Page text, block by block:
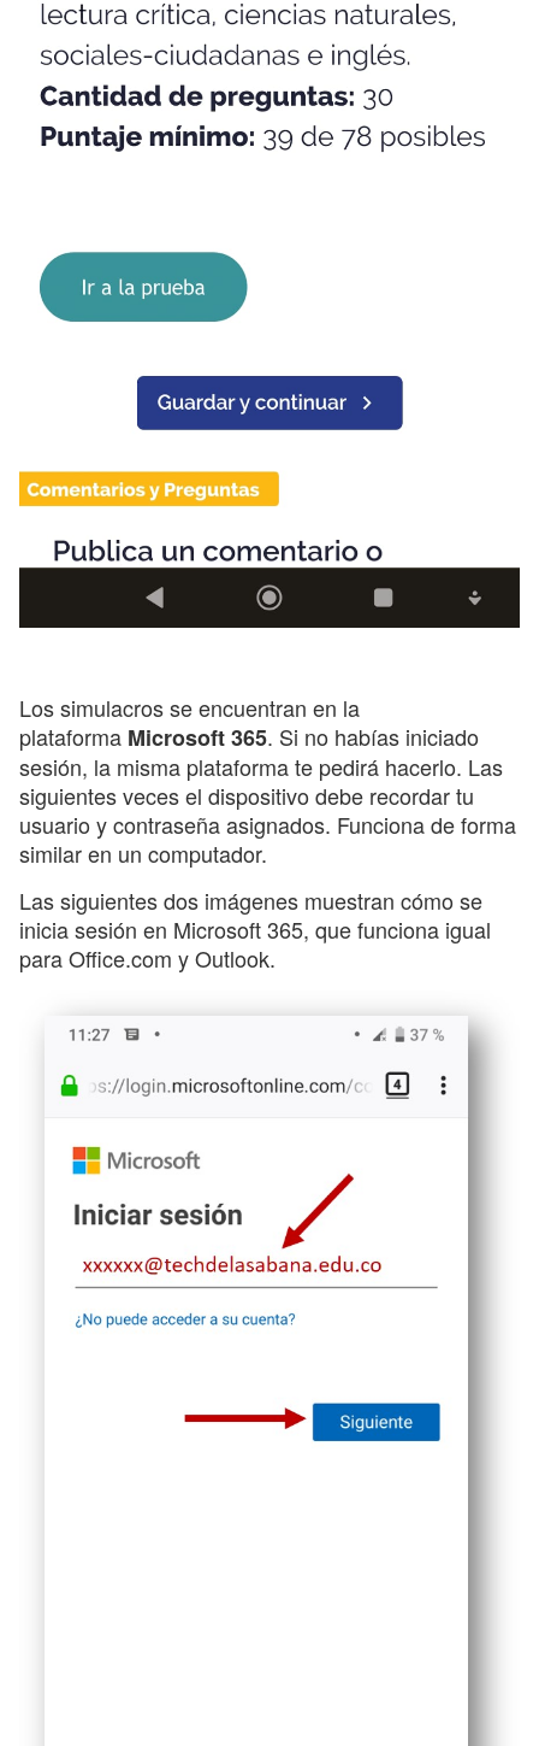
Los simulacros se encuentran en la
plataforma Microsoft 365. Si no habías iniciado
sesión, la misma plataforma te pedirá hacerlo. Las
siguientes veces el dispositivo debe recordar tu
usuario y contraseña asignados. Funciona de forma
similar en un computador.
Las siguientes dos imágenes muestran cómo se
inicia sesión en Microsoft 365, que funciona igual
para Office.com y Outlook.